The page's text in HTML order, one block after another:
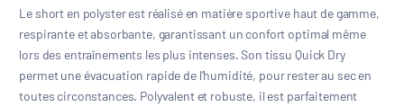
Le short en polyster est réalisé en matière sportive haut de gamme,
respirante et absorbante, garantissant un confort optimal même
lors des entraînements les plus intenses. Son tissu Quick Dry
permet une évacuation rapide de l’humidité, pour rester au sec en
toutes circonstances. Polyvalent et robuste, il est parfaitement